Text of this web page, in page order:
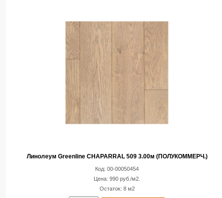
Линолеум Greenline CHAPARRAL 509 3.00м (ПОЛУКОММЕРЧ.)
Код: 00-00050454
Цена: 990 руб./м2.
Остаток: 8 м2